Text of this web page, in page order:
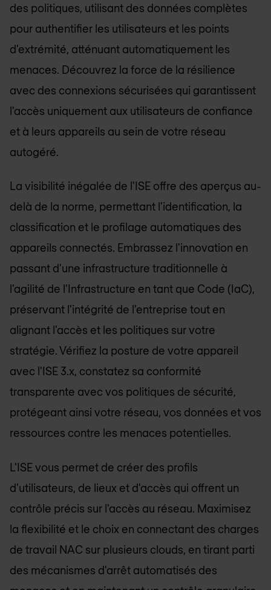
des politiques, utilisant des données complètes
pour authentifier les utilisateurs et les points
d'extrémité, atténuant automatiquement les
menaces. Découvrez la force de la résilience
avec des connexions sécurisées qui garantissent
l'accès uniquement aux utilisateurs de confiance
et à leurs appareils au sein de votre réseau
autogéré.
La visibilité inégalée de l'ISE offre des aperçus au-
delà de la norme, permettant l'identification, la
classification et le profilage automatiques des
appareils connectés. Embrassez l'innovation en
passant d'une infrastructure traditionnelle à
l'agilité de l'Infrastructure en tant que Code (IaC),
préservant l'intégrité de l'entreprise tout en
alignant l'accès et les politiques sur votre
stratégie. Vérifiez la posture de votre appareil
avec l'ISE 3.x, constatez sa conformité
transparente avec vos politiques de sécurité,
protégeant ainsi votre réseau, vos données et vos
ressources contre les menaces potentielles.
L'ISE vous permet de créer des profils
d'utilisateurs, de lieux et d'accès qui offrent un
contrôle précis sur l'accès au réseau. Maximisez
la flexibilité et le choix en connectant des charges
de travail NAC sur plusieurs clouds, en tirant parti
des mécanismes d'arrêt automatisés des